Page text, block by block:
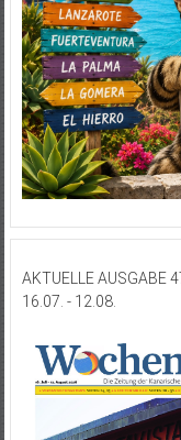
AKTUELLE AUSGABE
16.07. - 12.08.